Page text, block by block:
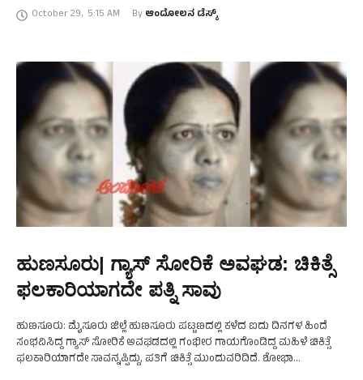
October 29, 5:15 AM By ಆಂದೋಲನ ಡೆಸ್ಕ್
ಹುಣಸೂರು| ಗ್ಯಾಸ್‌ ಸೋರಿಕೆ ಅವಘಡ: ಚಿಕಿತ್ಸೆ
ಫಲಕಾರಿಯಾಗದೇ ಪತ್ನಿ ಸಾವು
ಹುಣಸೂರು: ಮೈಸೂರು ಜಿಲ್ಲೆ ಹುಣಸೂರು ಪಟ್ಟಣದಲ್ಲಿ ಕಳೆದ ಐದು ದಿನಗಳ ಹಿಂದೆ
ಸಂಭವಿಸಿದ್ದ ಗ್ಯಾಸ್‌ ಸೋರಿಕೆ ಅವಘಡದಲ್ಲಿ ಗಂಭೀರ ಗಾಯಗೊಂಡಿದ್ದ ಮಹಿಳೆ ಚಿಕಿತ್ಸೆ
ಫಲಕಾರಿಯಾಗದೇ ಸಾವನ್ನಪ್ಪಿದ್ದು, ಪತಿಗೆ ಚಿಕಿತ್ಸೆ ಮುಂದುವರಿದಿದೆ. ಶೋಭಾ